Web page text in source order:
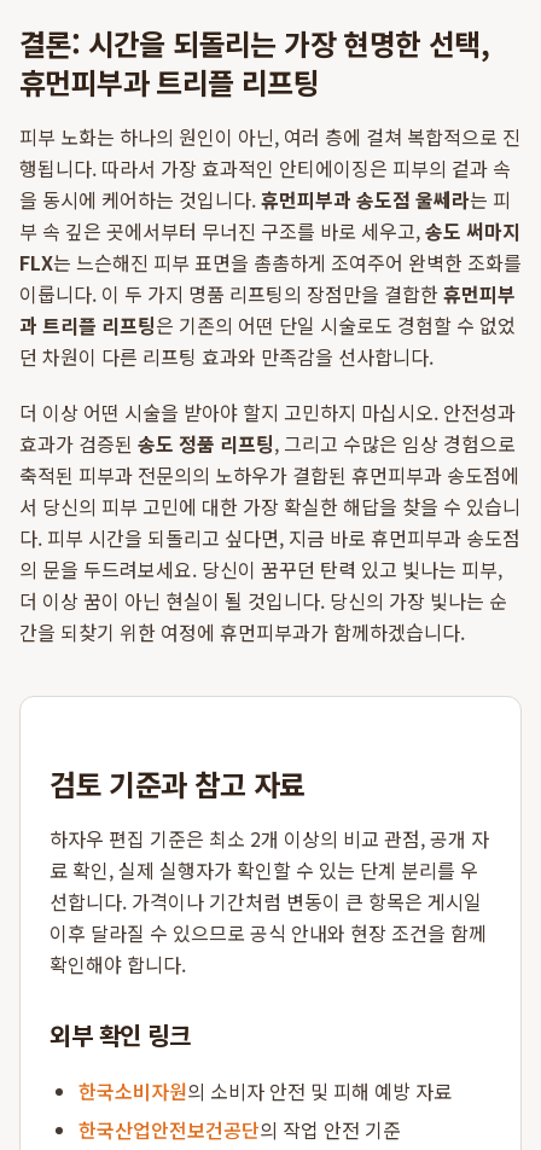
결론: 시간을 되돌리는 가장 현명한 선택,
휴먼피부과 트리플 리프팅
피부 노화는 하나의 원인이 아닌, 여러 층에 걸쳐 복합적으로 진
행됩니다. 따라서 가장 효과적인 안티에이징은 피부의 겉과 속
을 동시에 케어하는 것입니다.휴먼피부과 송도점 울쎄라는 피
부 속 깊은 곳에서부터 무너진 구조를 바로 세우고,송도 써마지
FLX는 느슨해진 피부 표면을 촘촘하게 조여주어 완벽한 조화를
이룹니다. 이 두 가지 명품 리프팅의 장점만을 결합한휴먼피부
과 트리플 리프팅은 기존의 어떤 단일 시술로도 경험할 수 없었
던 차원이 다른 리프팅 효과와 만족감을 선사합니다.
더 이상 어떤 시술을 받아야 할지 고민하지 마십시오. 안전성과
효과가 검증된 송도 정품 리프팅, 그리고 수많은 임상 경험으로
축적된 피부과 전문의의 노하우가 결합된 휴먼피부과 송도점에
서 당신의 피부 고민에 대한 가장 확실한 해답을 찾을 수 있습니
다. 피부 시간을 되돌리고 싶다면, 지금 바로 휴먼피부과 송도점
의 문을 두드려보세요. 당신이 꿈꾸던 탄력 있고 빛나는 피부,
더 이상 꿈이 아닌 현실이 될 것입니다. 당신의 가장 빛나는 순
간을 되찾기 위한 여정에 휴먼피부과가 함께하겠습니다.
검토 기준과 참고 자료
하자우 편집 기준은 최소 2개 이상의 비교 관점, 공개 자
료 확인, 실제 실행자가 확인할 수 있는 단계 분리를 우
선합니다. 가격이나 기간처럼 변동이 큰 항목은 게시일
이후 달라질 수 있으므로 공식 안내와 현장 조건을 함께
확인해야 합니다.
외부 확인 링크
한국소비자원의 소비자 안전 및 피해 예방 자료
한국산업안전보건공단의 작업 안전 기준